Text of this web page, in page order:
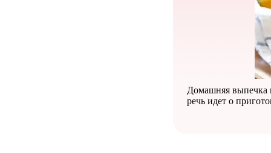
Домашняя выпечка
речь идет о